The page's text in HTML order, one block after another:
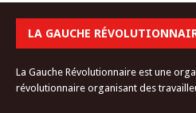
LA GAUCHE
La Gauche Révolutionnaire est une
révolutionnaire organisant des